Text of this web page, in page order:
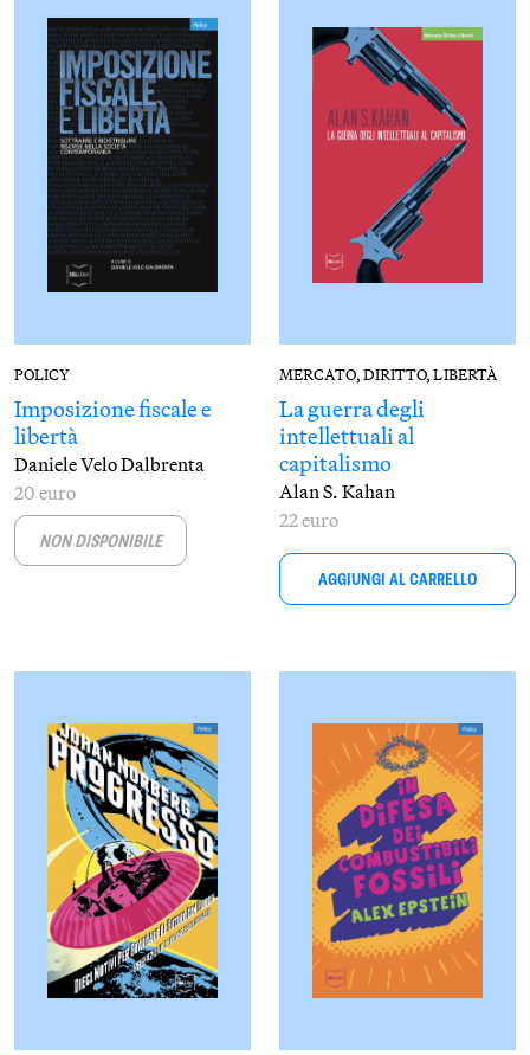
POLICY
Imposizione fiscale e
libertà
Daniele Velo Dalbrenta
20 euro
NON DISPONIBILE
MERCATO, DIRITTO, LIBERTÀ
La guerra degli
intellettuali al
capitalismo
Alan S. Kahan
22 euro
AGGIUNGI AL CARRELLO